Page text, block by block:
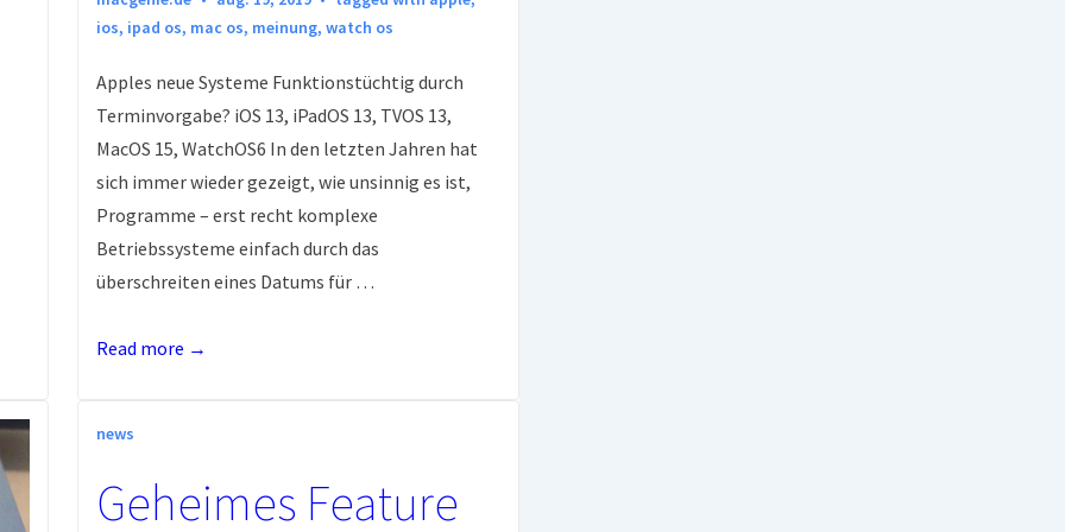
ios, ipad os, mac os, meinung, watch os
Apples neue Systeme Funktionstüchtig durch
Terminvorgabe? iOS 13, iPadOS 13, TVOS 13,
MacOS 15, WatchOS6 In den letzten Jahren hat
sich immer wieder gezeigt, wie unsinnig es ist,
Programme – erst recht komplexe
Betriebssysteme einfach durch das
überschreiten eines Datums für …
Apples
durch
Termin?
Read more →
news
Geheimes Feature